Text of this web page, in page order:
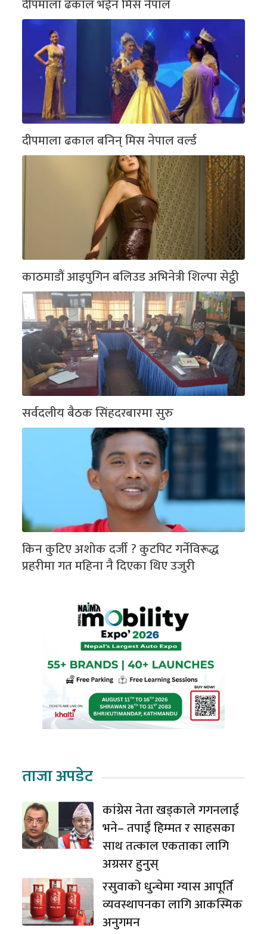
दीपमाला ढकाल भईन मिस नेपाल
दीपमाला ढकाल बनिन् मिस नेपाल वर्ल्ड
काठमाडौं आइपुगिन बलिउड अभिनेत्री शिल्पा सेट्ठी
सर्वदलीय बैठक सिंहदरबारमा सुरु
किन कुटिए अशोक दर्जी ? कुटपिट गर्नेविरूद्ध
प्रहरीमा गत महिना नै दिएका थिए उजुरी
ताजा अपडेट
कांग्रेस नेता खड्काले गगनलाई
भने– तपाईं हिम्मत र साहसका
साथ तत्काल एकताका लागि
अग्रसर हुनुस्
रसुवाको धुन्चेमा ग्यास आपूर्ति
व्यवस्थापनका लागि आकस्मिक
अनुगमन